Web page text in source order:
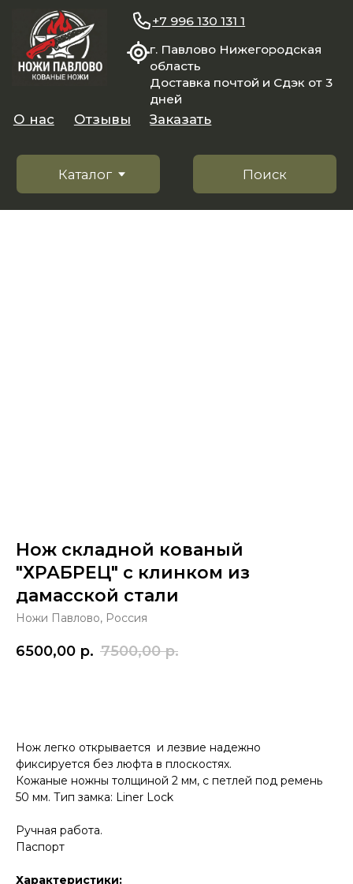
область
Доставка почтой и Сдэк от 3
Поиск
Каталог
Заказать
+7 996 130 131 1
Нож складной кованый
"ХРАБРЕЦ" с клинком из
дамасской стали
Ножи Павлово, Россия
6500,00 р. 7500,00 р.
Нож легко открывается и лезвие надежно
фиксируется без люфта в плоскостях.
Кожаные ножны толщиной 2 мм, с петлей под ремень
50 мм. Тип замка: Liner Lock
Ручная работа.
Паспорт
Характеристики: